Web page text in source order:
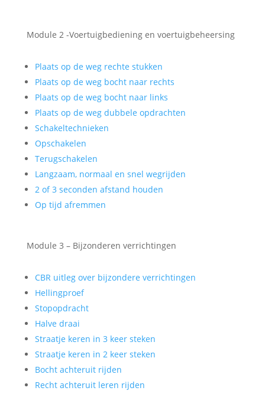
Module 2 -Voertuigbediening en voertuigbeheersing
Plaats op de weg rechte stukken
Plaats op de weg bocht naar rechts
Plaats op de weg bocht naar links
Plaats op de weg dubbele opdrachten
Schakeltechnieken
Opschakelen
Terugschakelen
Langzaam, normaal en snel wegrijden
2 of 3 seconden afstand houden
Op tijd afremmen
Module 3 – Bijzonderen verrichtingen
CBR uitleg over bijzondere verrichtingen
Hellingproef
Stopopdracht
Halve draai
Straatje keren in 3 keer steken
Straatje keren in 2 keer steken
Bocht achteruit rijden
Recht achteruit leren rijden